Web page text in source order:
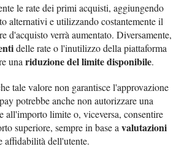
le rate dei primi acquisti, aggiungendo
alternativi e utilizzando costantemente il
d'acquisto verrà aumentato. Diversamente,
delle rate o l'inutilizzo della piattaforma
unariduzione del limite disponibile.
tale valore non garantisce l'approvazione
potrebbe anche non autorizzare una
all'importo limite o, viceversa, consentire
superiore, sempre in base avalutazioni
affidabilità dell'utente.